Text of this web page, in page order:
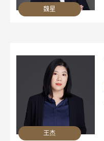
魏星
王杰